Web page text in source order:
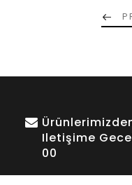
Iletişime
00